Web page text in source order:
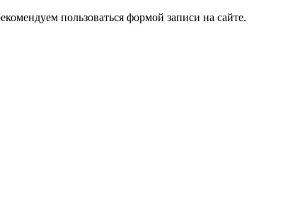
пользоваться формой записи на сайте.